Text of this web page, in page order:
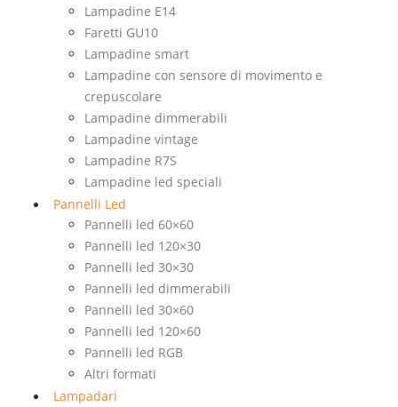
Lampadine E14
Faretti GU10
Lampadine smart
Lampadine con sensore di movimento e
crepuscolare
Lampadine dimmerabili
Lampadine vintage
Lampadine R7S
Lampadine led speciali
Pannelli Led
Pannelli led 60×60
Pannelli led 120×30
Pannelli led 30×30
Pannelli led dimmerabili
Pannelli led 30×60
Pannelli led 120×60
Pannelli led RGB
Altri formati
Lampadari